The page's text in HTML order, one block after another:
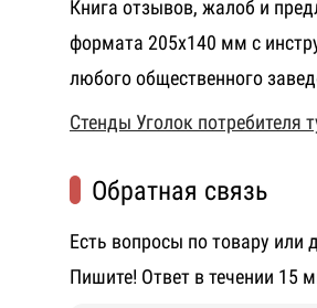
Книга отзывов, жалоб и
формата 205х140 мм с
любого общественного
Стенды Уголок потребителя
Обратная связь
Есть вопросы по товару или
Пишите! Ответ в течении 15